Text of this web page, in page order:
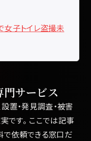
女子トイレ盗撮未
門サービス
置・発見調査・被害
です。 ここでは記事
で依頼できる窓口だ